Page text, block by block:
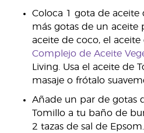
Coloca 1 gota de aceite
más gotas de un aceite
aceite de coco, el aceite
Complejo de Aceite
Living. Usa el aceite de
masaje o frótalo
Añade un par de gotas
Tomillo a tu baño de
2 tazas de sal de